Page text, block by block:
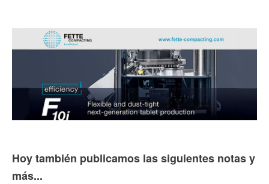
Hoy también publicamos las siguientes notas y
más...